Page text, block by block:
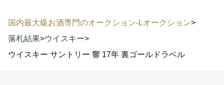
国内最大級お酒専門のオークション-Lオークション>
落札結果>ウイスキー>
ウイスキー サントリー 響 17年 裏ゴールドラベル